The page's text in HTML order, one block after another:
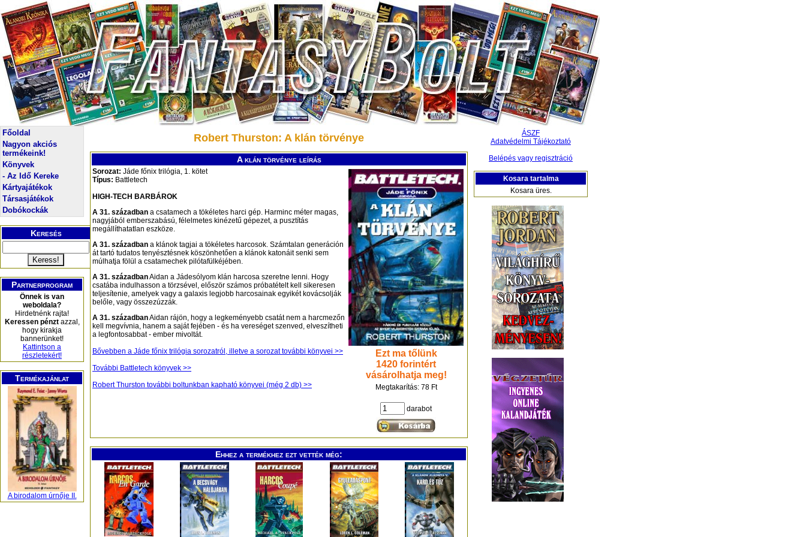
Főoldal
Nagyon akciós
termékeink!
Könyvek
- Az Idő Kereke
Kártyajátékok
Társasjátékok
Dobókockák
Keresés
Partnerprogram
Önnek is van
weboldala?
Hirdetnénk rajta!
Keressen pénztazzal,
hogy kirakja
bannerünket!
Kattintson a
részletekért!
Termékajánlat
A birodalom úrnője II.
Robert Thurston: A klán törvénye
A klán törvénye leírás
Ezt ma tőlünk
1420 forintért
vásárolhatja meg!
Megtakarítás: 78 Ft
darabot
Sorozat: Jáde főnix trilógia, 1. kötet
Típus: Battletech
HIGH-TECH BARBÁROK
A 31. században a csatamech a tökéletes harci gép. Harminc méter magas,
nagyjából emberszabású, félelmetes kinézetű gépezet, a pusztítás
megállíthatatlan eszköze.
A 31. században a klánok tagjai a tökéletes harcosok. Számtalan generáción
át tartó tudatos tenyésztésnek köszönhetően a klánok katonáit senki sem
múlhatja fölül a csatamechek pilótafülkéjében.
A 31. századbanAidan a Jádesólyom klán harcosa szeretne lenni. Hogy
csatába indulhasson a törzsével, először számos próbatételt kell sikeresen
teljesítenie, amelyek vagy a galaxis legjobb harcosainak egyikét kovácsolják
belőle, vagy összezúzzák.
A 31. századbanAidan rájön, hogy a legkeményebb csatát nem a harcmezőn
kell megvívnia, hanem a saját fejében - és ha vereséget szenved, elveszítheti
a legfontosabbat - ember mivoltát.
Bővebben a Jáde főnix trilógia sorozatról, illetve a sorozat további könyvei >>
További Battletech könyvek >>
Robert Thurston további boltunkban kapható könyvei (még 2 db) >>
Ehhez a termékhez ezt vették még:
ÁSZF
Adatvédelmi Tájékoztató
Belépés vagy regisztráció
Kosara tartalma
Kosara üres.